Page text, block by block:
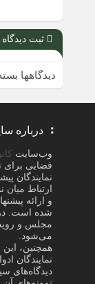
ثبت دیدگاه
دیدگاهها
درباره
وب‌سایت
فضایی برای
نمایندگان
ارتباط
و ارائه
شده است. در
مجلس و
می‌شود.
همچنین،
نمایندگان
دیدگاه‌های